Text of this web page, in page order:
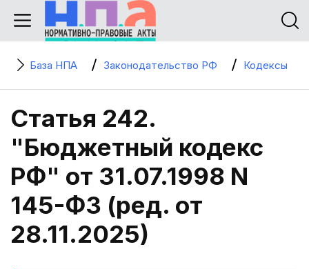
База НПА Законодательство РФ Кодексы
Статья 242.
"Бюджетный кодекс
РФ" от 31.07.1998 N
145-ФЗ (ред. от
28.11.2025)